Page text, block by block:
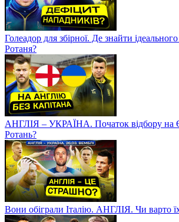
Голеадор для збірної. Де знайти
Ротаня?
АНГЛІЯ – УКРАЇНА. Початок відбору на
Ротань?
Вони обіграли Італію. АНГЛІЯ. Чи варто